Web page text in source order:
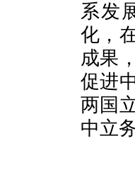
系发
化，
成果
促进
两国
中立